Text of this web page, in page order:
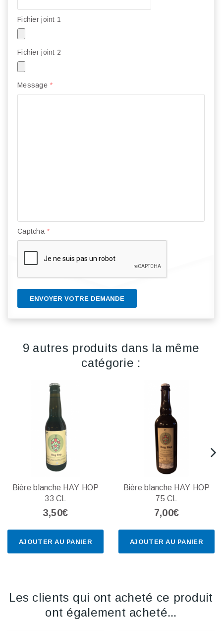
Fichier joint 1
Fichier joint 2
Message *
Captcha *
ENVOYER VOTRE DEMANDE
9 autres produits dans la même
catégorie :
AJOUTER AU PANIER
Bière blanche HAY HOP
33 CL
3,50€
AJOUTER AU PANIER
Bière blanche HAY HOP
75 CL
7,00€
Les clients qui ont acheté ce produit
ont également acheté...